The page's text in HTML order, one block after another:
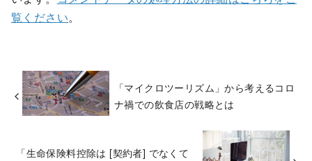
覧ください。
「マイクロツーリズム」から考えるコロ
ナ禍での飲食店の戦略とは
「生命保険料控除は [契約者] でなくて